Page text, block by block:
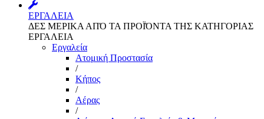
ΕΡΓΑΛΕΙΑ
ΔΕΣ ΜΕΡΙΚΑ ΑΠΌ ΤΑ ΠΡΟΪΌΝΤΑ ΤΗΣ ΚΑΤΗΓΟΡΙΑΣ
ΕΡΓΑΛΕΙΑ
Εργαλεία
Aτομική Προστασία
/
Kήπος
/
Αέρας
/